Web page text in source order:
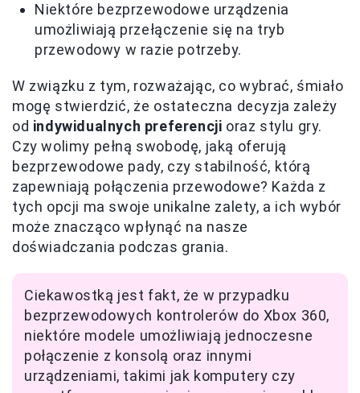
Niektóre bezprzewodowe urządzenia
umożliwiają przełączenie się na tryb
przewodowy w razie potrzeby.
W związku z tym, rozważając, co wybrać, śmiało
mogę stwierdzić, że ostateczna decyzja zależy
od indywidualnych preferencji oraz stylu gry.
Czy wolimy pełną swobodę, jaką oferują
bezprzewodowe pady, czy stabilność, którą
zapewniają połączenia przewodowe? Każda z
tych opcji ma swoje unikalne zalety, a ich wybór
może znacząco wpłynąć na nasze
doświadczania podczas grania.
Ciekawostką jest fakt, że w przypadku
bezprzewodowych kontrolerów do Xbox 360,
niektóre modele umożliwiają jednoczesne
połączenie z konsolą oraz innymi
urządzeniami, takimi jak komputery czy